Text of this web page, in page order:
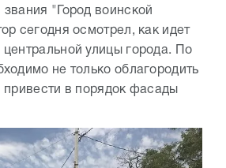
"Город воинской
сегодня осмотрел, как идет
центральной улицы города. По
не только облагородить
привести в порядок фасады